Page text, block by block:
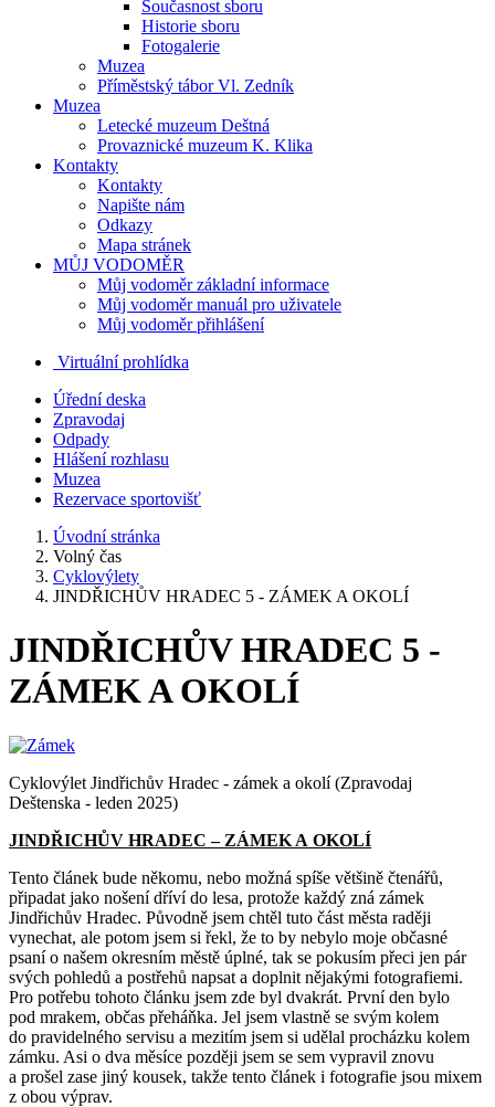
Současnost sboru
Historie sboru
Fotogalerie
Muzea
Příměstský tábor Vl. Zedník
Muzea
Letecké muzeum Deštná
Provaznické muzeum K. Klika
Kontakty
Kontakty
Napište nám
Odkazy
Mapa stránek
MŮJ VODOMĚR
Můj vodoměr základní informace
Můj vodoměr manuál pro uživatele
Můj vodoměr přihlášení
Virtuální prohlídka
Úřední deska
Zpravodaj
Odpady
Hlášení rozhlasu
Muzea
Rezervace sportovišť
Úvodní stránka
Volný čas
Cyklovýlety
JINDŘICHŮV HRADEC 5 - ZÁMEK A OKOLÍ
JINDŘICHŮV HRADEC 5 -
ZÁMEK A OKOLÍ
Cyklovýlet Jindřichův Hradec - zámek a okolí (Zpravodaj
Deštenska - leden 2025)
JINDŘICHŮV HRADEC – ZÁMEK A OKOLÍ
Tento článek bude někomu, nebo možná spíše většině čtenářů,
připadat jako nošení dříví do lesa, protože každý zná zámek
Jindřichův Hradec. Původně jsem chtěl tuto část města raději
vynechat, ale potom jsem si řekl, že to by nebylo moje občasné
psaní o našem okresním městě úplné, tak se pokusím přeci jen pár
svých pohledů a postřehů napsat a doplnit nějakými fotografiemi.
Pro potřebu tohoto článku jsem zde byl dvakrát. První den bylo
pod mrakem, občas přeháňka. Jel jsem vlastně se svým kolem
do pravidelného servisu a mezitím jsem si udělal procházku kolem
zámku. Asi o dva měsíce později jsem se sem vypravil znovu
a prošel zase jiný kousek, takže tento článek i fotografie jsou mixem
z obou výprav.